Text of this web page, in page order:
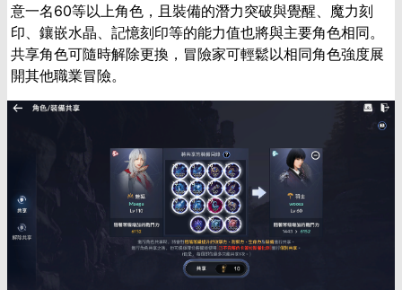
意一名60等以上角色，且裝備的潛力突破與覺醒、魔力刻
印、鑲嵌水晶、記憶刻印等的能力值也將與主要角色相同。
共享角色可隨時解除更換，冒險家可輕鬆以相同角色強度展
開其他職業冒險。